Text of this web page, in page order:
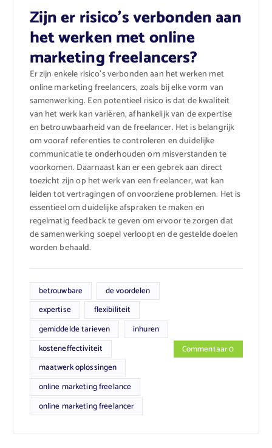
Zijn er risico’s verbonden aan
het werken met online
marketing freelancers?
Er zijn enkele risico’s verbonden aan het werken met
online marketing freelancers, zoals bij elke vorm van
samenwerking. Een potentieel risico is dat de kwaliteit
van het werk kan variëren, afhankelijk van de expertise
en betrouwbaarheid van de freelancer. Het is belangrijk
om vooraf referenties te controleren en duidelijke
communicatie te onderhouden om misverstanden te
voorkomen. Daarnaast kan er een gebrek aan direct
toezicht zijn op het werk van een freelancer, wat kan
leiden tot vertragingen of onvoorziene problemen. Het is
essentieel om duidelijke afspraken te maken en
regelmatig feedback te geven om ervoor te zorgen dat
de samenwerking soepel verloopt en de gestelde doelen
worden behaald.
betrouwbare
de voordelen
expertise
flexibiliteit
gemiddelde tarieven
inhuren
kosteneffectiviteit
maatwerk oplossingen
online marketing freelance
online marketing freelancer
Commentaar 0